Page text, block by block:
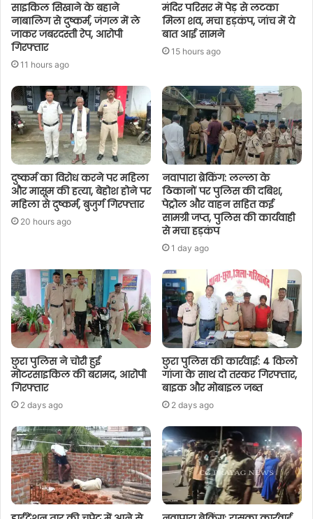
साइकिल सिखाने के बहाने
नाबालिग से दुष्कर्म, जंगल में ले
जाकर जबरदस्ती रेप, आरोपी
गिरफ्तार
11 hours ago
मंदिर परिसर में पेड़ से लटका
मिला शव, मचा हड़कंप, जांच में ये
बात आई सामने
15 hours ago
दुष्कर्म का विरोध करने पर महिला
और मासूम की हत्या, बेहोश होने पर
महिला से दुष्कर्म, बुजुर्ग गिरफ्तार
20 hours ago
नवापारा ब्रेकिंग: लल्ला के
ठिकानों पर पुलिस की दबिश,
पेट्रोल और वाहन सहित कई
सामग्री जप्त, पुलिस की कार्यवाही
से मचा हड़कंप
1 day ago
छुरा पुलिस ने चोरी हुई
मोटरसाइकिल की बरामद, आरोपी
गिरफ्तार
2 days ago
छुरा पुलिस की कार्रवाई: 4 किलो
गांजा के साथ दो तस्कर गिरफ्तार,
बाइक और मोबाइल जब्त
2 days ago